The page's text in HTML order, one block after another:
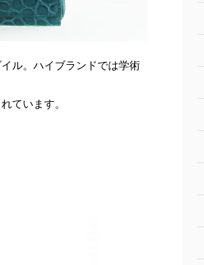
ル。ハイブランドでは学術
ています。